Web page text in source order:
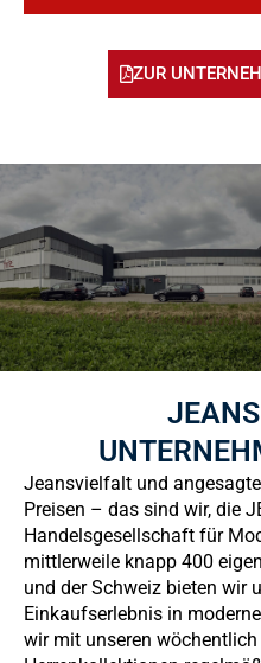
ZUR
Jeansvielfalt und
Preisen – das sind wir, die
Handelsgesellschaft für
mittlerweile knapp 400
und der Schweiz bieten wir
Einkaufserlebnis in
wir mit unseren